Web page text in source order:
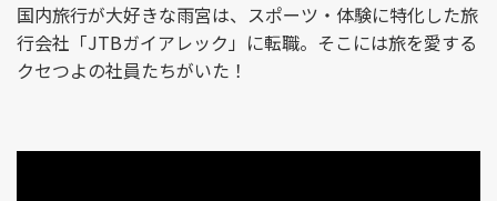
国内旅行が大好きな雨宮は、スポーツ・体験に特化した旅
行会社「JTBガイアレック」に転職。そこには旅を愛する
クセつよの社員たちがいた！